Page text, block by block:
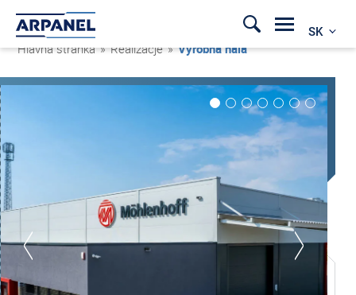
SK
Hlavná stránka » Realizacje »Výrobná hala